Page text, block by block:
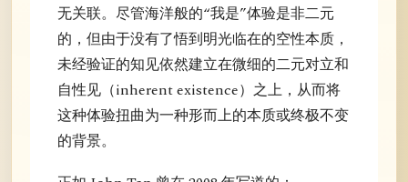
无关联。尽管海洋般的“我是”体验是非二元
的，但由于没有了悟到明光临在的空性本质，
未经验证的知见依然建立在微细的二元对立和
自性见（inherent existence）之上，从而将
这种体验扭曲为一种形而上的本质或终极不变
的背景。